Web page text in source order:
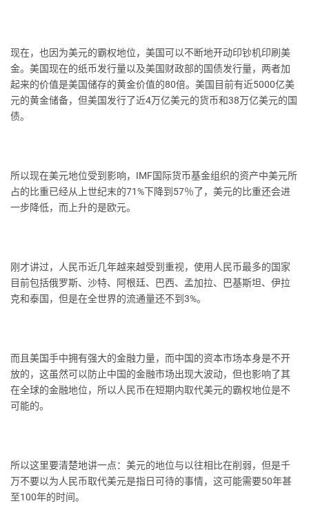
现在，也因为美元的霸权地位，美国可以不断地开动印钞机印刷美
金。美国现在的纸币发行量以及美国财政部的国债发行量，两者加
起来的价值是美国储存的黄金价值的80倍。美国目前有近5000亿美
元的黄金储备，但美国发行了近4万亿美元的货币和38万亿美元的国
债。
所以现在美元地位受到影响，IMF国际货币基金组织的资产中美元所
占的比重已经从上世纪末的71%下降到57％了，美元的比重还会进
一步降低，而上升的是欧元。
刚才讲过，人民币近几年越来越受到重视，使用人民币最多的国家
目前包括俄罗斯、沙特、阿根廷、巴西、孟加拉、巴基斯坦、伊拉
克和泰国，但是在全世界的流通量还不到3%。
而且美国手中拥有强大的金融力量，而中国的资本市场本身是不开
放的，这虽然可以防止中国的金融市场出现大波动，但也影响了其
在全球的金融地位，所以人民币在短期内取代美元的霸权地位是不
可能的。
所以这里要清楚地讲一点：美元的地位与以往相比在削弱，但是千
万不要以为人民币取代美元是指日可待的事情，这可能需要50年甚
至100年的时间。